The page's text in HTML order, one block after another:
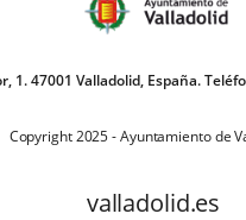
1. 47001 Valladolid, España.
Copyright 2025 - Ayuntamiento de
valladolid.es